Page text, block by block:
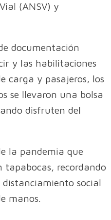
(ANSV) y
documentación
y las habilitaciones
carga y pasajeros, los
se llevaron una bolsa
disfruten del
la pandemia que
recordando
social
manos.